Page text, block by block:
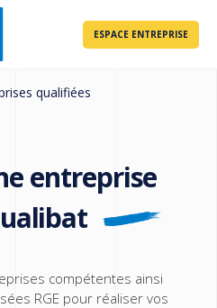
ESPACE ENTREPRISE
qualifiées
entreprise
compétentes ainsi
RGE pour réaliser vos